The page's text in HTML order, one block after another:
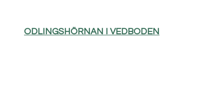
ODLINGSHÖRNAN I VEDBODEN